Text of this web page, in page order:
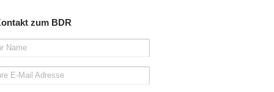
zum BDR
Name
E-Mail Adresse